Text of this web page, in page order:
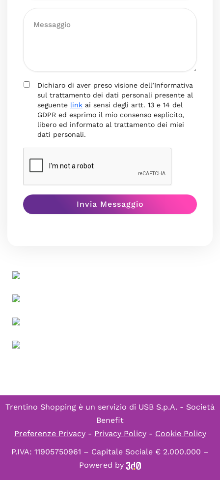
Dichiaro di aver preso visione dell’Informativa
sul trattamento dei dati personali presente al
seguente link ai sensi degli artt. 13 e 14 del
GDPR ed esprimo il mio consenso esplicito,
libero ed informato al trattamento dei miei
dati personali.
Trentino Shopping è un servizio di USB S.p.A. - Società
Benefit
Preferenze Privacy- Privacy Policy- Cookie Policy
P.IVA: 11905750961 – Capitale Sociale € 2.000.000 –
Powered by